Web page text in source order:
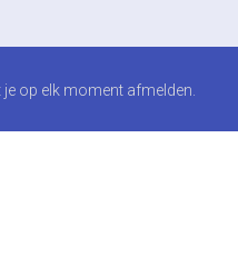
op elk moment afmelden.